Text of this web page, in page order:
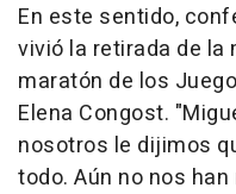
En este sentido,
vivió la retirada de la
maratón de los
Elena Congost.
nosotros le dijimos
todo. Aún no nos